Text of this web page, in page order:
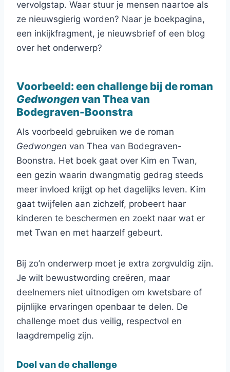
vervolgstap. Waar stuur je mensen naartoe als
ze nieuwsgierig worden? Naar je boekpagina,
een inkijkfragment, je nieuwsbrief of een blog
over het onderwerp?
Voorbeeld: een challenge bij de roman
Gedwongenvan Thea van
Bodegraven-Boonstra
Als voorbeeld gebruiken we de roman
Gedwongen van Thea van Bodegraven-
Boonstra. Het boek gaat over Kim en Twan,
een gezin waarin dwangmatig gedrag steeds
meer invloed krijgt op het dagelijks leven. Kim
gaat twijfelen aan zichzelf, probeert haar
kinderen te beschermen en zoekt naar wat er
met Twan en met haarzelf gebeurt.
Bij zo’n onderwerp moet je extra zorgvuldig zijn.
Je wilt bewustwording creëren, maar
deelnemers niet uitnodigen om kwetsbare of
pijnlijke ervaringen openbaar te delen. De
challenge moet dus veilig, respectvol en
laagdrempelig zijn.
Doel van de challenge